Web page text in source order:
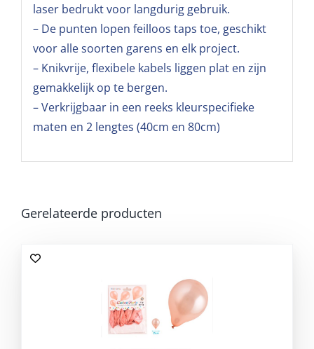
laser bedrukt voor langdurig gebruik.
– De punten lopen feilloos taps toe, geschikt
voor alle soorten garens en elk project.
– Knikvrije, flexibele kabels liggen plat en zijn
gemakkelijk op te bergen.
– Verkrijgbaar in een reeks kleurspecifieke
maten en 2 lengtes (40cm en 80cm)
Gerelateerde producten